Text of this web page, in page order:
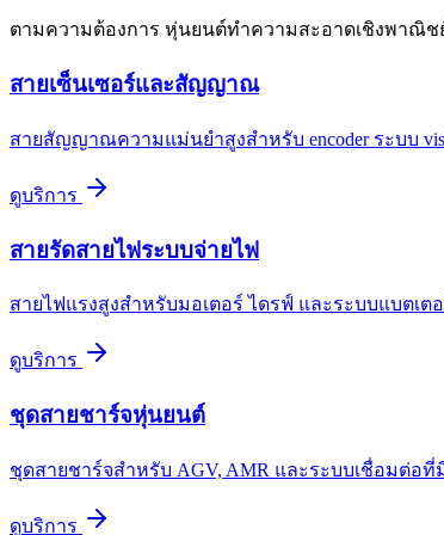
ตามความต้องการ หุ่นยนต์ทำความสะอาดเชิงพาณิช
สายเซ็นเซอร์และสัญญาณ
สายสัญญาณความแม่นยำสูงสำหรับ encoder ระบบ
ดูบริการ
สายรัดสายไฟระบบจ่ายไฟ
สายไฟแรงสูงสำหรับมอเตอร์ ไดรฟ์ และระบบแบตเต
ดูบริการ
ชุดสายชาร์จหุ่นยนต์
ชุดสายชาร์จสำหรับ AGV, AMR และระบบเชื่อมต่
ดูบริการ